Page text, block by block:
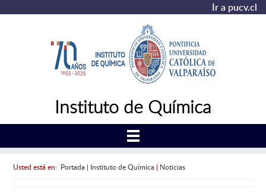
Ir a pucv.cl
Instituto de Química
Usted está en: Portada| Instituto de Química| Noticias